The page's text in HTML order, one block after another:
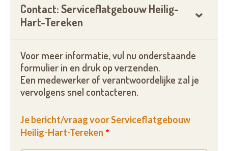
Contact: Serviceflatgebouw Heilig-
Hart-Tereken
Voor meer informatie, vul nu onderstaande
formulier in en druk op verzenden.
Een medewerker of verantwoordelijke zal je
vervolgens snel contacteren.
Je bericht/vraag voor Serviceflatgebouw
Heilig-Hart-Tereken